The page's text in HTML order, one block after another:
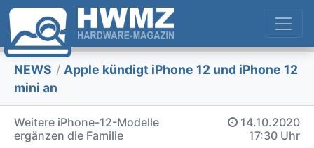
NEWS / Apple kündigt iPhone 12 und iPhone 12
mini an
Weitere iPhone-12-Modelle
ergänzen die Familie
14.10.2020
17:30 Uhr